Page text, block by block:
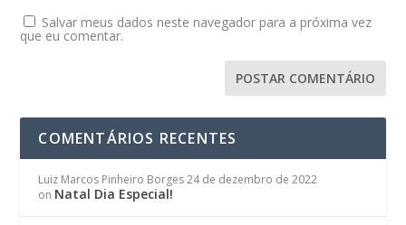
Salvar meus dados neste navegador para a próxima vez
que eu comentar.
COMENTÁRIOS RECENTES
Luiz Marcos Pinheiro Borges 24 de dezembro de 2022
on Natal Dia Especial!